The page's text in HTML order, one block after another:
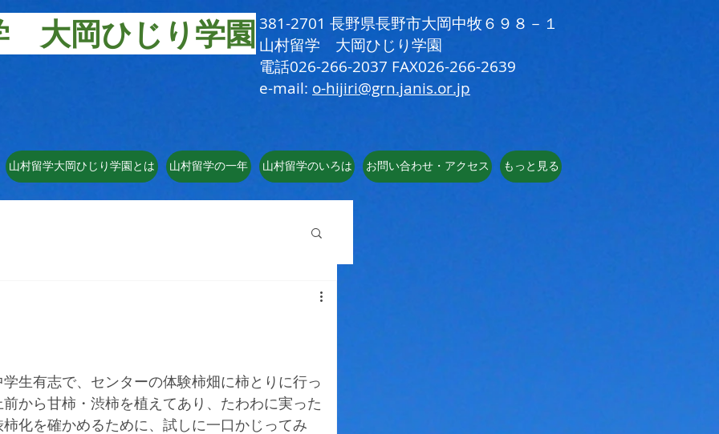
大岡ひじり学園381-2701 長野県長野市大岡中牧６９８－１
​山村留学 大岡ひじり学園
電話026-266-2037 FAX026-266-2639
e-mail: o-hijiri@grn.janis.or.jp
山村留学大岡ひじり学園とは 山村留学の一年 山村留学のいろは お問い合わせ・アクセス もっと見る
生有志で、センターの体験柿畑に柿とりに行っ
から甘柿・渋柿を植えてあり、たわわに実った
化を確かめるために、試しに一口かじってみ